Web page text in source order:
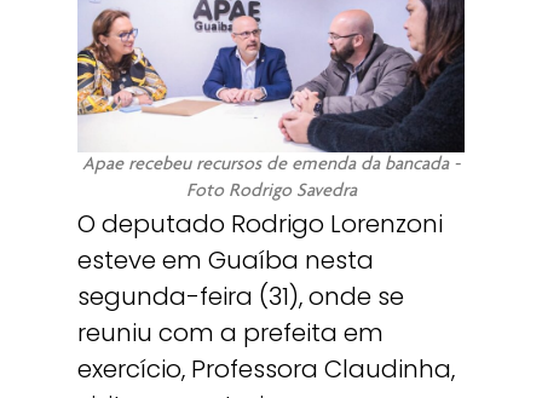
Apae recebeu recursos de emenda da bancada -
Foto Rodrigo Savedra
O deputado Rodrigo Lorenzoni
esteve em Guaíba nesta
segunda-feira (31), onde se
reuniu com a prefeita em
exercício, Professora Claudinha,